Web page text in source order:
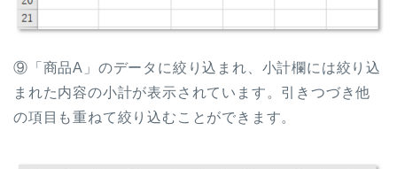
⑨「商品A」のデータに絞り込まれ、小計欄には絞り込
まれた内容の小計が表示されています。引きつづき他
の項目も重ねて絞り込むことができます。